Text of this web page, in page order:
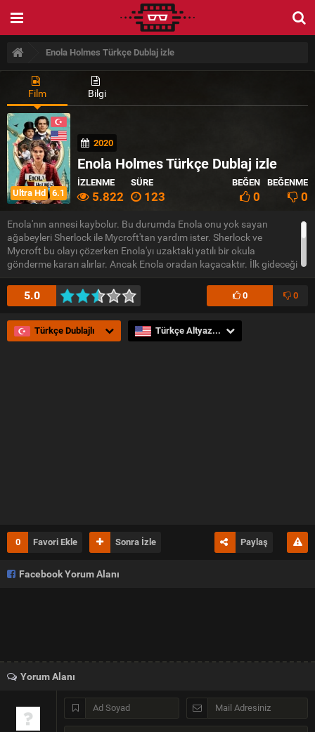
Enola Holmes Türkçe Dublaj izle
Film Bilgi
Ultra Hd 6.1
2020
Enola Holmes Türkçe Dublaj izle
İZLENME
5.822
SÜRE
123
BEĞENME
0
BEĞEN
0
Enola'nın annesi kaybolur. Bu durumda Enola onu yok sayan
ağabeyleri Sherlock ile Mycroft'tan yardım ister. Sherlock ve
Mycroft bu olayı çözerken Enola'yı uzaktaki yatılı bir okula
gönderme kararı alırlar. Ancak Enola oradan kaçacaktır. İlk gideceği
Lestrade olacaktır. Olaya dahil olmak isteyen Enola, Sherlock ile
tam bir saklambaç oynamaya kalkışacaktır. Serinin her bir devam
çalışmalarını sürdürür ve Sherlock'un izinden gider... Enola Holmes
Türkçe Dublajlı olarak hd kalitesinde sitemizden izleyebilirsiniz.
0 0
5.0
Türkçe Dublajlı Türkçe Altyazılı
0 Favori Ekle Sonra İzle Paylaş
Facebook Yorum Alanı
Yorum Alanı